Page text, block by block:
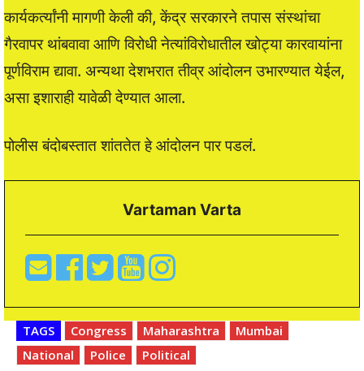
कार्यकर्त्यांनी मागणी केली की, केंद्र सरकारने तपास संस्थांचा
गैरवापर थांबवावा आणि विरोधी नेत्यांविरोधातील खोट्या कारवायांना
पूर्णविराम द्यावा. अन्यथा देशभरात तीव्र आंदोलन उभारण्यात येईल,
असा इशाराही यावेळी देण्यात आला.
पोलीस बंदोबस्तात शांततेत हे आंदोलन पार पडलं.
Vartaman Varta
TAGS Congress Maharashtra
Mumbai
National
Police Political